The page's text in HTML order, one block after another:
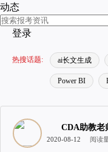
动态
登录
热搜话题: ai长文生成
Power BI
CDA助教老
2020-08-12 阅读